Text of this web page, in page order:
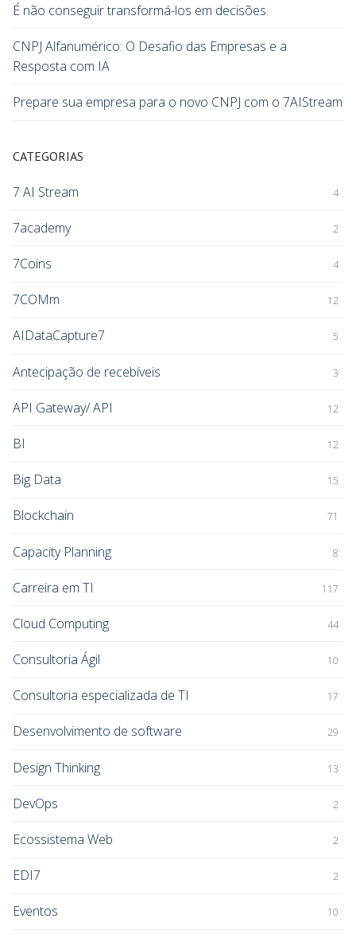
É não conseguir transformá-los em decisões.
CNPJ Alfanumérico: O Desafio das Empresas e a
Resposta com IA
Prepare sua empresa para o novo CNPJ com o 7AIStream
CATEGORIAS
7 AI Stream 4
7academy 2
7Coins 4
7COMm 12
AIDataCapture7 5
Antecipação de recebíveis 3
API Gateway/ API 12
BI 12
Big Data 15
Blockchain 71
Capacity Planning 8
Carreira em TI 117
Cloud Computing 44
Consultoria Ágil 10
Consultoria especializada de TI 17
Desenvolvimento de software 29
Design Thinking 13
DevOps 2
Ecossistema Web 2
EDI7 2
Eventos 10